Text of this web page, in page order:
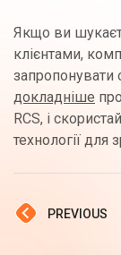
Якщо ви
клієнтами,
запропонувати
докладніше
RCS, і
технології для
PREVIOUS